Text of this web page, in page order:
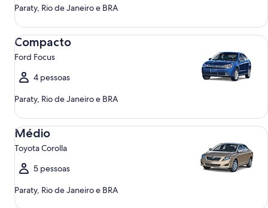
Paraty, Rio de Janeiro e BRA
Compacto
Ford Focus
4 pessoas
Paraty, Rio de Janeiro e BRA
Compacto Ford Focus
Médio
Toyota Corolla
5 pessoas
Paraty, Rio de Janeiro e BRA
Médio Toyota Corolla